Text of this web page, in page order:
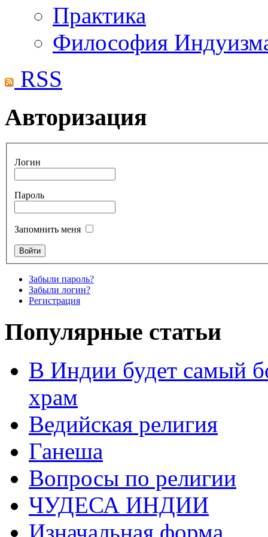
Практика
Философия
RSS
Авторизация
Логин
Пароль
Запомнить меня
Забыли пароль?
Забыли логин?
Регистрация
Популярные статьи
В Индии будет самый
храм
Ведийская религия
Ганеша
Вопросы по религии
ЧУДЕСА ИНДИИ